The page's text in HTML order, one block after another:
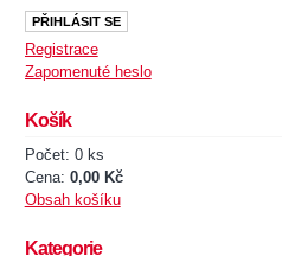
Registrace
Zapomenuté heslo
Košík
Počet: 0 ks
Cena: 0,00 Kč
Obsah košíku
Kategorie